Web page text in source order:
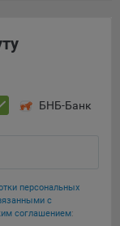
БНБ-Банк
персональных
с
соглашением: